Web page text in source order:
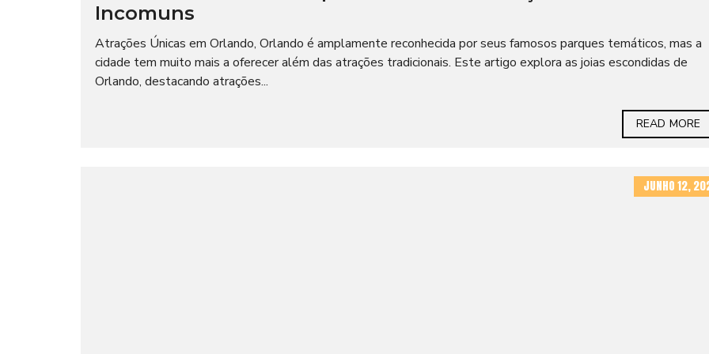
Incomuns
Atrações Únicas em Orlando, Orlando é amplamente reconhecida por seus famosos parques temáticos, mas a
cidade tem muito mais a oferecer além das atrações tradicionais. Este artigo explora as joias escondidas de
Orlando, destacando atrações...
READ MORE
JUNHO 12,